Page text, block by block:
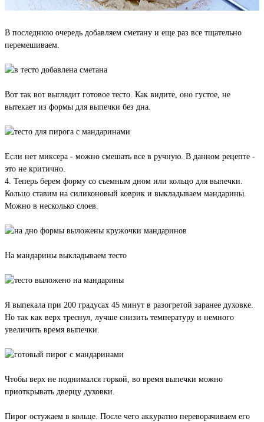
В последнюю очередь добавляем сметану и еще раз все тщательно
перемешиваем.
Вот так вот выглядит готовое тесто. Как видите, оно густое, не
вытекает из формы для выпечки без дна.
Если нет миксера - можно смешать все в ручную. В данном рецепте -
это не критично.
4. Теперь берем форму со съемным дном или кольцо для выпечки.
Кольцо ставим на силиконовый коврик и выкладываем мандарины.
Можно в несколько слоев.
На мандарины выкладываем тесто
Я выпекала при 200 градусах 45 минут в разогретой заранее духовке.
Но так как верх треснул, лучше снизить температуру и немного
увеличить время выпечки.
Чтобы верх не поднимался горкой, во время выпечки можно
приоткрывать дверцу духовки.
Пирог остужаем в кольце. После чего аккуратно переворачиваем его